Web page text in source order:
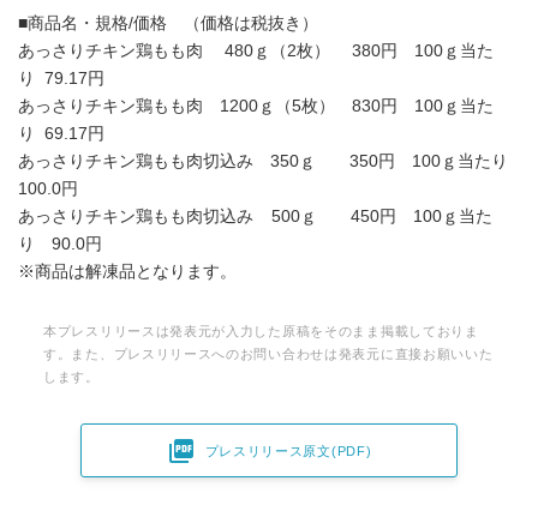
■商品名・規格/価格 （価格は税抜き）
あっさりチキン鶏もも肉 480ｇ（2枚） 380円 100ｇ当た
り 79.17円
あっさりチキン鶏もも肉 1200ｇ（5枚） 830円 100ｇ当た
り 69.17円
あっさりチキン鶏もも肉切込み 350ｇ 350円 100ｇ当たり
100.0円
あっさりチキン鶏もも肉切込み 500ｇ 450円 100ｇ当た
り 90.0円
※商品は解凍品となります。
本プレスリリースは発表元が入力した原稿をそのまま掲載しておりま
す。また、プレスリリースへのお問い合わせは発表元に直接お願いいた
します。
 プレスリリース原文(PDF)